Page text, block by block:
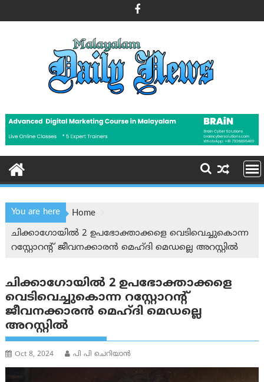
to
You are here
Home
ചിക്കാഗോയിൽ 2 ഉപഭോക്താക്കളെ വെടിവെച്ചുകൊന്ന
റസ്റ്റോറൻ്റ് ജീവനക്കാരൻ മെഹ്ദി മെഡല്ലെ അറസ്റ്റിൽ
ചിക്കാഗോയിൽ 2 ഉപഭോക്താക്കളെ
വെടിവെച്ചുകൊന്ന റസ്റ്റോറൻ്റ്
ജീവനക്കാരൻ മെഹ്ദി മെഡല്ലെ
അറസ്റ്റിൽ
Oct 8, 2024 പി പി ചെറിയാൻ